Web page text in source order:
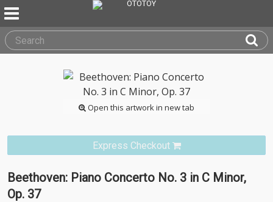
Open this artwork in new tab
Express Checkout
Beethoven: Piano Concerto No. 3 in C Minor,
Op. 37